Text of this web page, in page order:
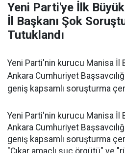
Yeni Parti'ye İlk
İl Başkanı Şok
Tutuklandı
Yeni Parti'nin kurucu Manisa İl
Ankara Cumhuriyet
geniş kapsamlı soruşturma
Yeni Parti'nin kurucu Manisa İl
Ankara Cumhuriyet
geniş kapsamlı soruşturma